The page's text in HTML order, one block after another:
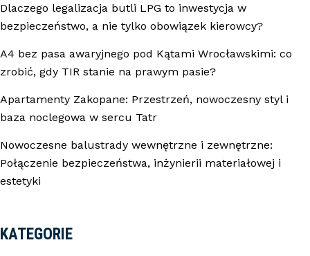
Dlaczego legalizacja butli LPG to inwestycja w
bezpieczeństwo, a nie tylko obowiązek kierowcy?
A4 bez pasa awaryjnego pod Kątami Wrocławskimi: co
zrobić, gdy TIR stanie na prawym pasie?
Apartamenty Zakopane: Przestrzeń, nowoczesny styl i
baza noclegowa w sercu Tatr
Nowoczesne balustrady wewnętrzne i zewnętrzne:
Połączenie bezpieczeństwa, inżynierii materiałowej i
estetyki
KATEGORIE